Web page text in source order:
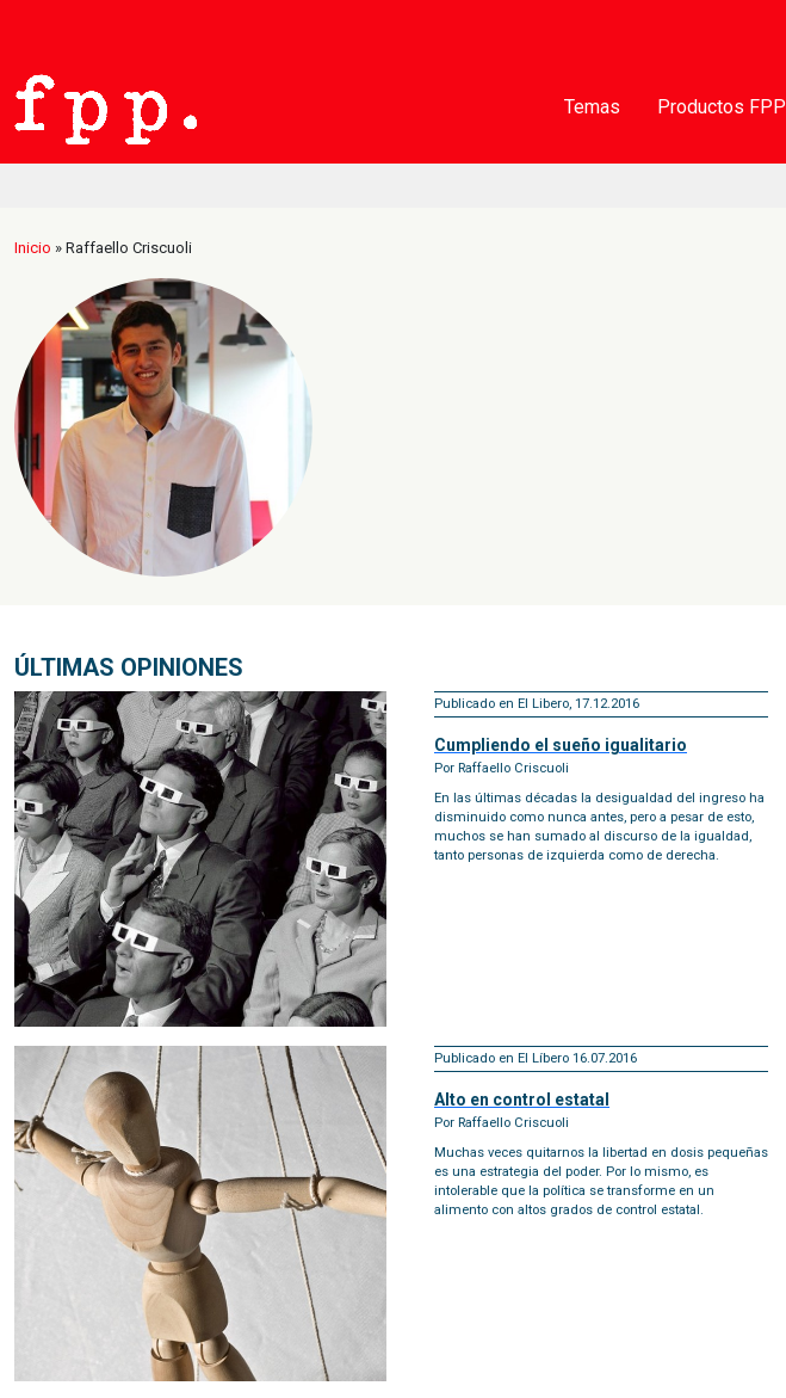
Temas Productos FPP
Inicio » Raffaello Criscuoli
ÚLTIMAS OPINIONES
Publicado en El Libero, 17.12.2016
Cumpliendo el sueño igualitario
Por Raffaello Criscuoli
En las últimas décadas la desigualdad del ingreso ha
disminuido como nunca antes, pero a pesar de esto,
muchos se han sumado al discurso de la igualdad,
tanto personas de izquierda como de derecha.
Publicado en El Líbero 16.07.2016
Alto en control estatal
Por Raffaello Criscuoli
Muchas veces quitarnos la libertad en dosis pequeñas
es una estrategia del poder. Por lo mismo, es
intolerable que la política se transforme en un
alimento con altos grados de control estatal.